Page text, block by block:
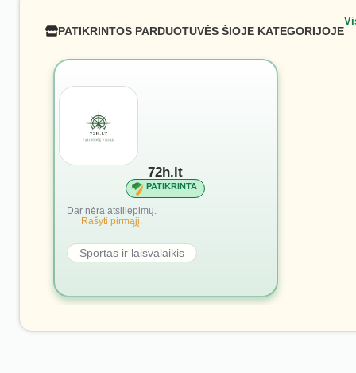
PATIKRINTOS PARDUOTUVĖS ŠIOJE KATEGORIJOJE
72h.lt
PATIKRINTA
Dar nėra atsiliepimų.
Rašyti pirmąjį.
Sportas ir laisvalaikis